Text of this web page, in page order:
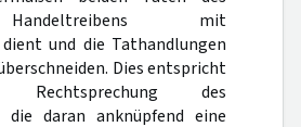
mit
und die Tathandlungen
Dies entspricht
des
die daran anknüpfend eine